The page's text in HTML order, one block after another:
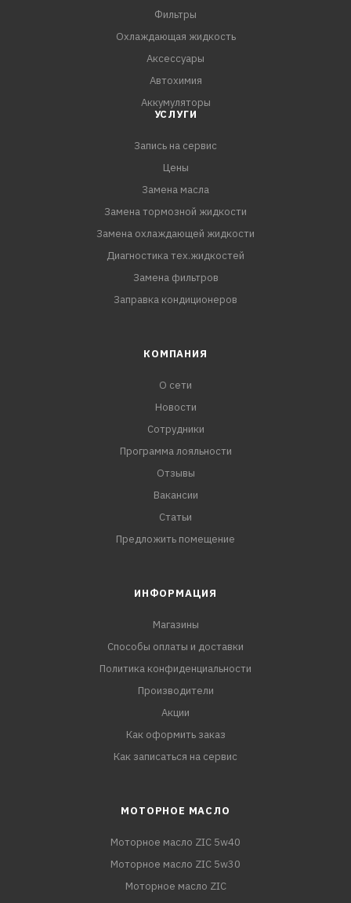
воздействию высоких температур, отличные
низкотемпературные характеристики данной жи
Фильтры
Охлаждающая жидкость
Аксессуары
Автохимия
Аккумуляторы
УСЛУГИ
Запись на сервис
Цены
Замена масла
Замена тормозной жидкости
Замена охлаждающей жидкости
Диагностика тех.жидкостей
Замена фильтров
Заправка кондиционеров
КОМПАНИЯ
О сети
Новости
Сотрудники
Программа лояльности
Отзывы
Вакансии
Статьи
Предложить помещение
ИНФОРМАЦИЯ
Магазины
Способы оплаты и доставки
Политика конфиденциальности
Производители
Акции
Как оформить заказ
Как записаться на сервис
МОТОРНОЕ МАСЛО
Моторное масло ZIC 5w40
Моторное масло ZIC 5w30
Моторное масло ZIC